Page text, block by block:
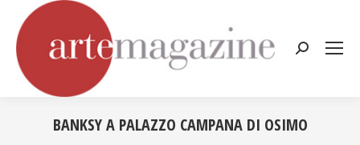
Cerca:
BANKSY A PALAZZO CAMPANA DI OSIMO